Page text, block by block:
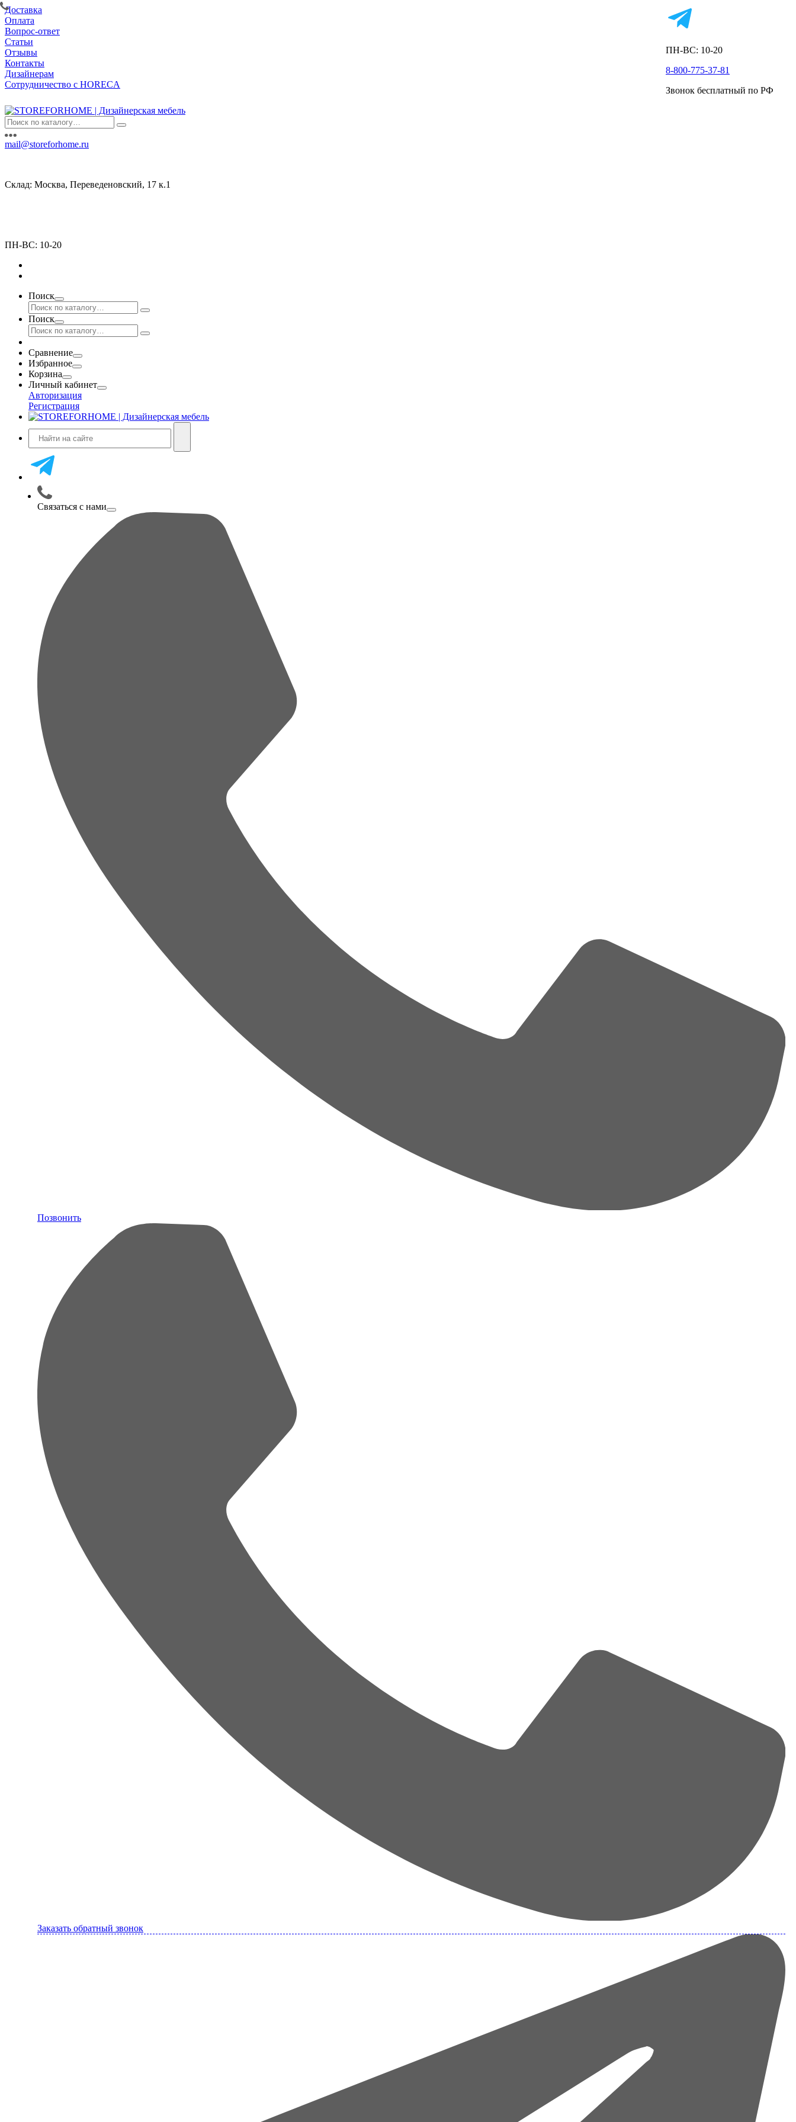
Доставка
Оплата
Вопрос-ответ
Статьи
Отзывы
Контакты
Дизайнерам
Сотрудничество с HORECA
ПН-ВС: 10-20
8-800-775-37-81
Звонок бесплатный по РФ
mail@storeforhome.ru
Склад: Москва, Переведеновский, 17 к.1
ПН-ВС: 10-20
Поиск
Поиск
Сравнение
Избранное
Корзина
Личный кабинет
Авторизация
Регистрация
Связаться с нами
Позвонить
Заказать обратный звонок